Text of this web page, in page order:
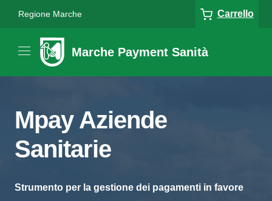
Regione Marche Carrello
Marche Payment Sanità
Mpay Aziende
Sanitarie
Strumento per la gestione dei pagamenti in favore